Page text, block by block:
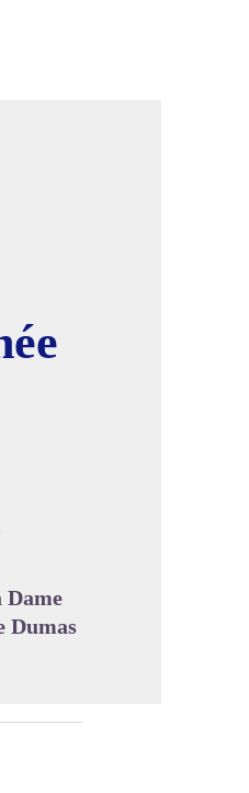
Dame
Dumas